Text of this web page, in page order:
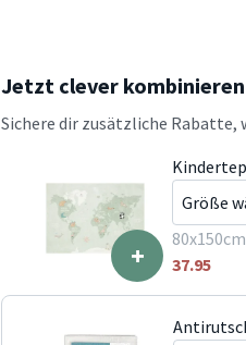
Jetzt clever
Sichere dir zusätzliche
+
80x150cm
37.95